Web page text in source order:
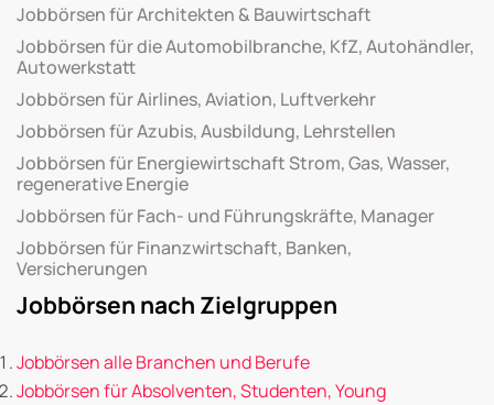
Jobbörsen für Architekten & Bauwirtschaft
Jobbörsen für die Automobilbranche, KfZ, Autohändler,
Autowerkstatt
Jobbörsen für Airlines, Aviation, Luftverkehr
Jobbörsen für Azubis, Ausbildung, Lehrstellen
Jobbörsen für Energiewirtschaft Strom, Gas, Wasser,
regenerative Energie
Jobbörsen für Fach- und Führungskräfte, Manager
Jobbörsen für Finanzwirtschaft, Banken,
Versicherungen
Jobbörsen nach Zielgruppen
Jobbörsen alle Branchen und Berufe
Jobbörsen für Absolventen, Studenten, Young